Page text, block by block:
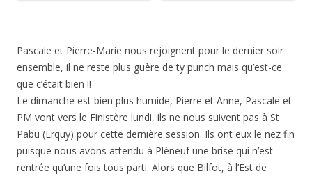
Pascale et Pierre-Marie nous rejoignent pour le dernier soir
ensemble, il ne reste plus guère de ty punch mais qu’est-ce
que c’était bien !!
Le dimanche est bien plus humide, Pierre et Anne, Pascale et
PM vont vers le Finistère lundi, ils ne nous suivent pas à St
Pabu (Erquy) pour cette dernière session. Ils ont eux le nez fin
puisque nous avons attendu à Pléneuf une brise qui n’est
rentrée qu’une fois tous parti. Alors que Bilfot, à l’Est de